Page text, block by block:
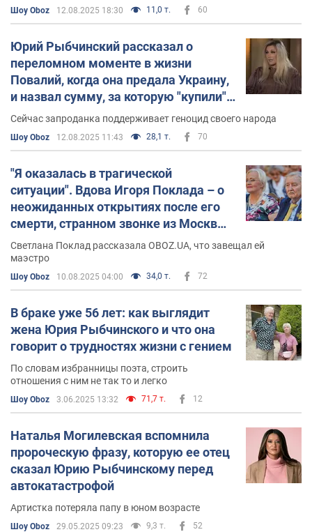
Шоу Oboz 12.08.2025 18:30 11,0 т. 60
Юрий Рыбчинский рассказал о
переломном моменте в жизни
Повалий, когда она предала Украину,
и назвал сумму, за которую "купили"
ее позицию
Сейчас запроданка поддерживает геноцид своего народа
Шоу Oboz 12.08.2025 11:43 28,1 т. 70
"Я оказалась в трагической
ситуации". Вдова Игоря Поклада – о
неожиданных открытиях после его
смерти, странном звонке из Москвы
и пророческом сне
Светлана Поклад рассказала ОBOZ.UA, что завещал ей
маэстро
Шоу Oboz 10.08.2025 04:00 34,0 т. 72
В браке уже 56 лет: как выглядит
жена Юрия Рыбчинского и что она
говорит о трудностях жизни с гением
По словам избранницы поэта, строить
отношения с ним не так то и легко
Шоу Oboz 3.06.2025 13:32 71,7 т. 12
Наталья Могилевская вспомнила
пророческую фразу, которую ее отец
сказал Юрию Рыбчинскому перед
автокатастрофой
Артистка потеряла папу в юном возрасте
Шоу Oboz 29.05.2025 09:23 9,3 т. 52